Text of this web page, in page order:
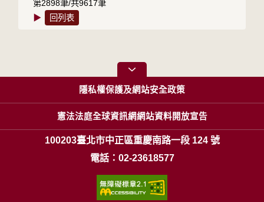
第2898筆/共9617筆
▶
回列表
隱私權保護及網站安全政策
憲法法庭全球資訊網網站資料開放宣告
100203臺北市中正區重慶南路一段 124 號
電話：02-23618577